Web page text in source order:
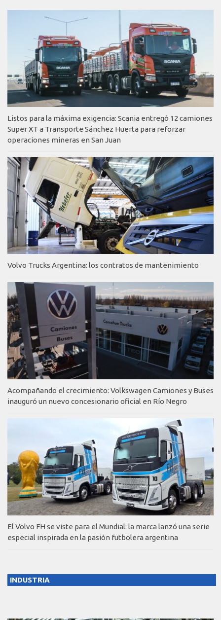
Listos para la máxima exigencia: Scania entregó 12 camiones
Super XT a Transporte Sánchez Huerta para reforzar
operaciones mineras en San Juan
Volvo Trucks Argentina: los contratos de mantenimiento
Acompañando el crecimiento: Volkswagen Camiones y Buses
inauguró un nuevo concesionario oficial en Río Negro
El Volvo FH se viste para el Mundial: la marca lanzó una serie
especial inspirada en la pasión futbolera argentina
INDUSTRIA